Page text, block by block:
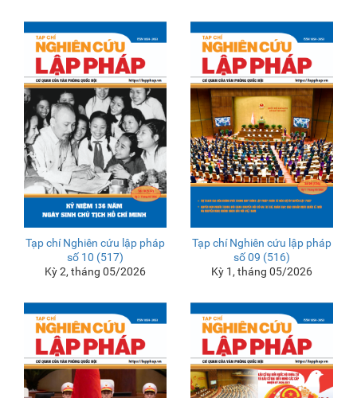
Tạp chí Nghiên cứu lập pháp
số 10 (517)
Kỳ 2, tháng 05/2026
Tạp chí Nghiên cứu lập pháp
số 09 (516)
Kỳ 1, tháng 05/2026